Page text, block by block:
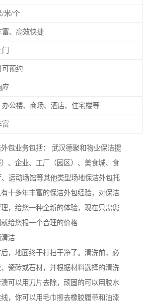
/米/个
富、高效快捷
可预约
应
办公楼、商场、酒店、住宅楼等
富
包业务包括： 武汉德聚和物业保洁提
、企业、工厂（园区）、美食城、食
、运动场馆等其他类型场地保洁外包托
十多年丰富的保洁外包经验，对保洁
，给您一种全新的体验，现在只需您
给您报一个合理的价格
洁
，地面终于打扫干净了。清洗前，必
瓷砖或石材，并根据材料选择的清洗
可以用刀片去除，顽固的可以用胶水
，你可以用毛巾擦去橡胶履带和油漆